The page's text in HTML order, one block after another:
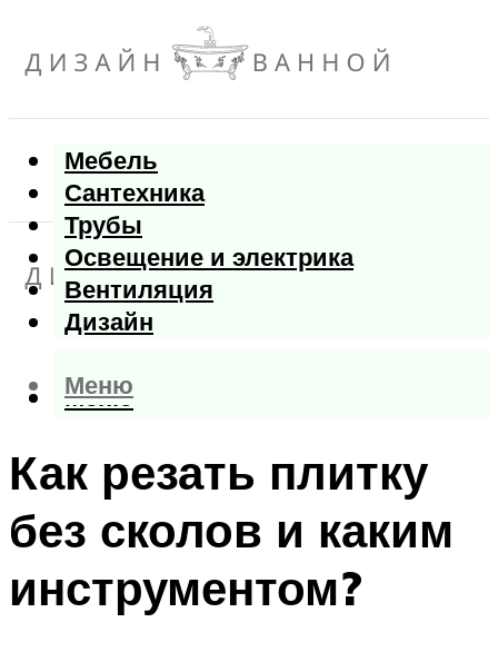
Мебель
Сантехника
Трубы
Освещение и электрика
Вентиляция
Дизайн
Меню
Меню
Как резать плитку
без сколов и каким
инструментом?